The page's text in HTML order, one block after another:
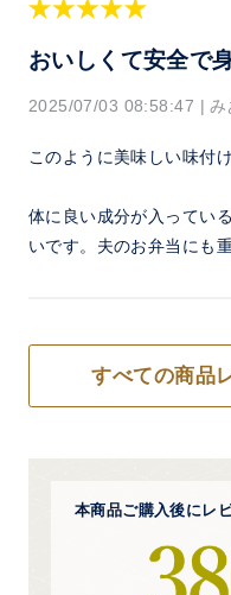
おいしくて安全で
2025/07/03 08:58:47 | み
このように美味しい味付
体に良い成分が入ってい
いです。夫のお弁当にも
すべての商品
本商品ご購入後にレ